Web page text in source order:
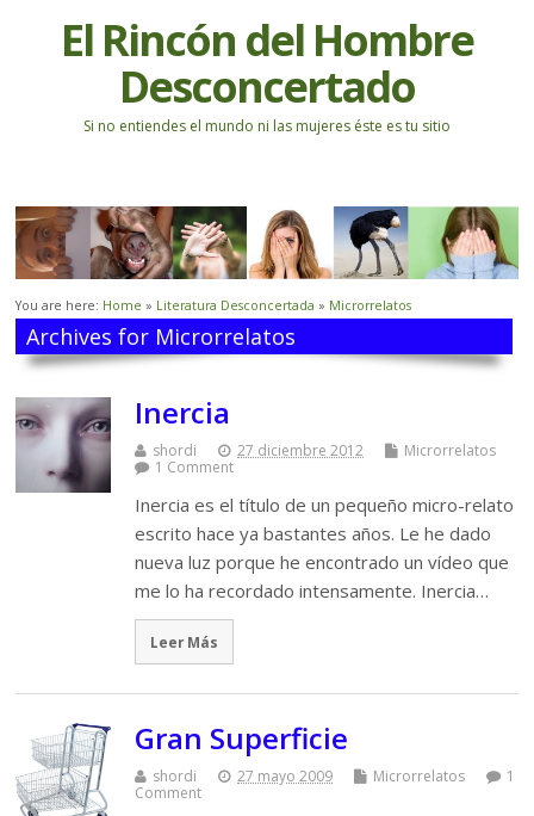
El Rincón del Hombre
Desconcertado
Si no entiendes el mundo ni las mujeres éste es tu sitio
You are here: Home » Literatura Desconcertada » Microrrelatos
Archives for Microrrelatos
Inercia
shordi 27 diciembre 2012
Microrrelatos
1 Comment
Inercia es el título de un pequeño micro-relato
escrito hace ya bastantes años. Le he dado
nueva luz porque he encontrado un vídeo que
me lo ha recordado intensamente. Inercia…
Leer Más
Gran Superficie
shordi 27 mayo 2009 Microrrelatos
1
Comment